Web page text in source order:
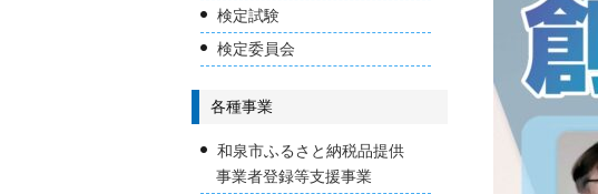
検定試験
検定委員会
各種事業
和泉市ふるさと納税品提供
事業者登録等支援事業